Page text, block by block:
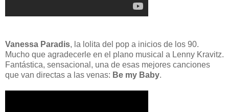
Vanessa Paradis, la lolita del pop a inicios de los 90.
Mucho que agradecerle en el plano musical a Lenny Kravitz.
Fantástica, sensacional, una de esas mejores canciones
que van directas a las venas: Be my Baby.